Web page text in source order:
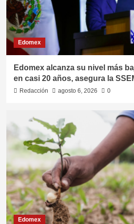
Edomex
Edomex alcanza su nivel más
en casi 20 años, asegura la
Redacción agosto 6, 2026 0
Edomex